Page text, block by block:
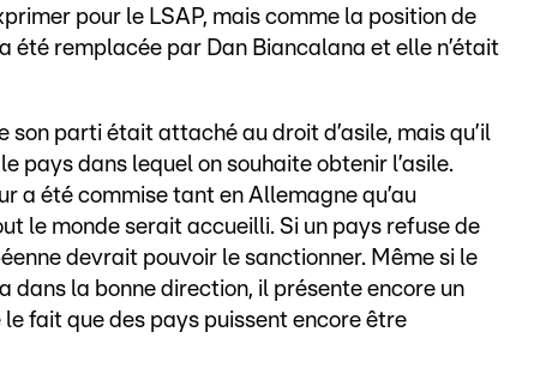
pour le LSAP, mais comme la position de
été remplacée par Dan Biancalana et elle n’était
son parti était attaché au droit d’asile, mais qu’il
pays dans lequel on souhaite obtenir l’asile.
a été commise tant en Allemagne qu’au
le monde serait accueilli. Si un pays refuse de
devrait pouvoir le sanctionner. Même si le
dans la bonne direction, il présente encore un
fait que des pays puissent encore être